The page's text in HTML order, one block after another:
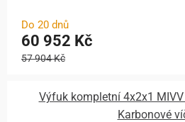
Do 20 dnů
60 952 Kč
57 904 Kč
Výfuk kompletní 4x2x1
Karbonové